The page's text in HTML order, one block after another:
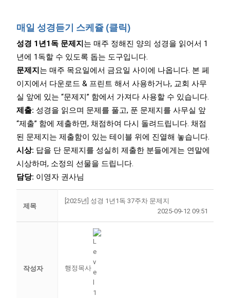
매일 성경듣기 스케쥴 (클릭)
성경 1년1독 문제지는 매주 정해진 양의 성경을 읽어서 1
년에 1독할 수 있도록 돕는 도구입니다.
문제지는 매주 목요일에서 금요일 사이에 나옵니다. 본 페
이지에서 다운로드 & 프린트 해서 사용하거나, 교회 사무
실 앞에 있는 “문제지” 함에서 가져다 사용할 수 있습니다.
제출: 성경을 읽으며 문제를 풀고, 푼 문제지를 사무실 앞
“제출” 함에 제출하면, 채점하여 다시 돌려드립니다. 채점
된 문제지는 제출함이 있는 테이블 위에 진열해 놓습니다.
시상: 답을 단 문제지를 성실히 제출한 분들에게는 연말에
시상하며, 소정의 선물을 드립니다.
담당: 이영자 권사님
제목
[2025년] 성경 1년1독 37주차 문제지
2025-09-12 09:51
작성자 행정목사